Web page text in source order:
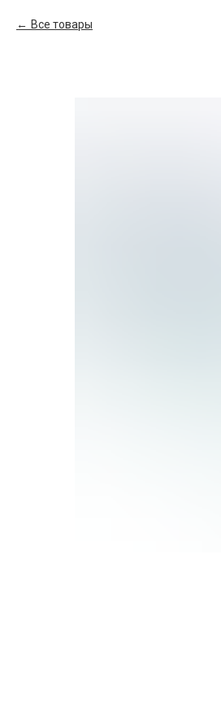
Все товары